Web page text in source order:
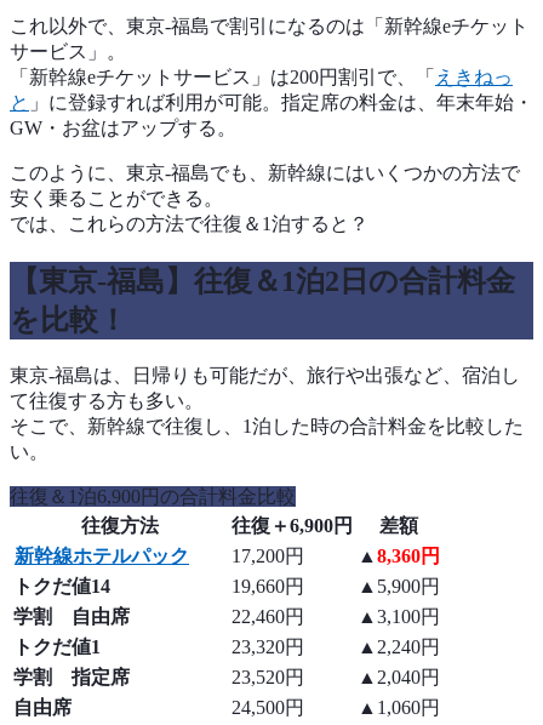
これ以外で、東京-福島で割引になるのは「新幹線eチケット
サービス」。
「新幹線eチケットサービス」は200円割引で、「 えきねっ
と 」に登録すれば利用が可能。指定席の料金は、年末年始・
GW・お盆はアップする。
このように、東京-福島でも、新幹線にはいくつかの方法で
安く乗ることができる。
では、これらの方法で往復＆1泊すると？
【東京-福島】往復＆1泊2日の合計料金
を比較！
東京-福島は、日帰りも可能だが、旅行や出張など、宿泊し
て往復する方も多い。
そこで、新幹線で往復し、1泊した時の合計料金を比較した
い。
往復＆1泊6,900円の合計料金比較
往復方法
往復＋6,900円
差額
新幹線ホテルパック
17,200円 ▲ 8,360円
トクだ値14
19,660円
▲5,900円
学割 自由席
22,460円
▲3,100円
トクだ値1
23,320円
▲2,240円
学割 指定席
23,520円
▲2,040円
自由席
24,500円
▲1,060円